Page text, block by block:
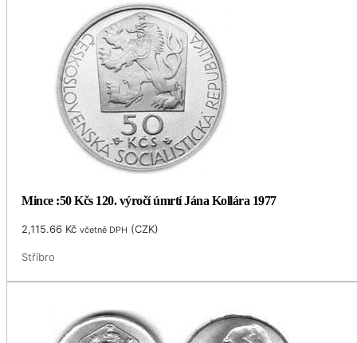
Mince :50 Kčs 120. výročí úmrtí Jána Kollára 1977
2,115.66 Kč včetně DPH (CZK)
Stříbro